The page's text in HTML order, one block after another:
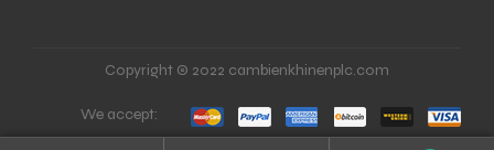
Copyright © 2022 cambienkhinenplc.com
We accept: